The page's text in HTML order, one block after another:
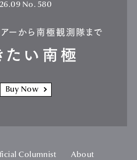
No. 580
アーから南極観測隊まで
たい南極
Buy Now
Columnist
About